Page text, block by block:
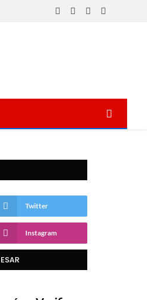
Facebook
X
InstagramWhatsApp
Twitter
Instagram